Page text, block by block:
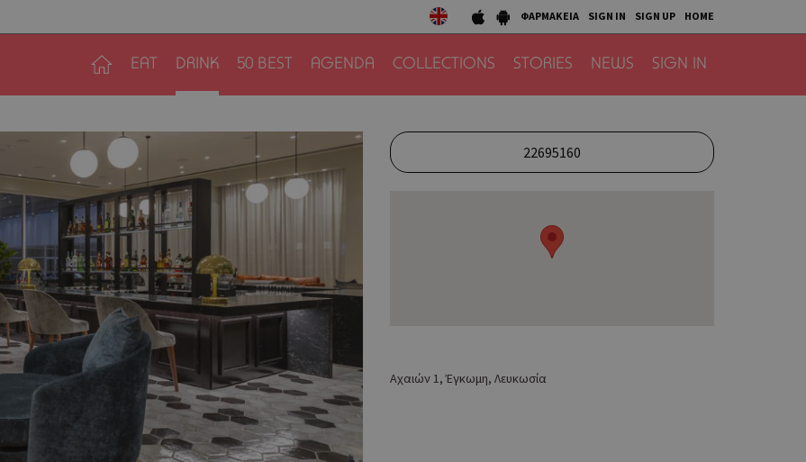
ΦΑΡΜΑΚΕΙΑ SIGN IN SIGN UP HOME
EAT DRINK 50 BEST AGENDA COLLECTIONS STORIES NEWS SIGN IN
22695160
Αχαιών 1, Έγκωμη, Λευκωσία